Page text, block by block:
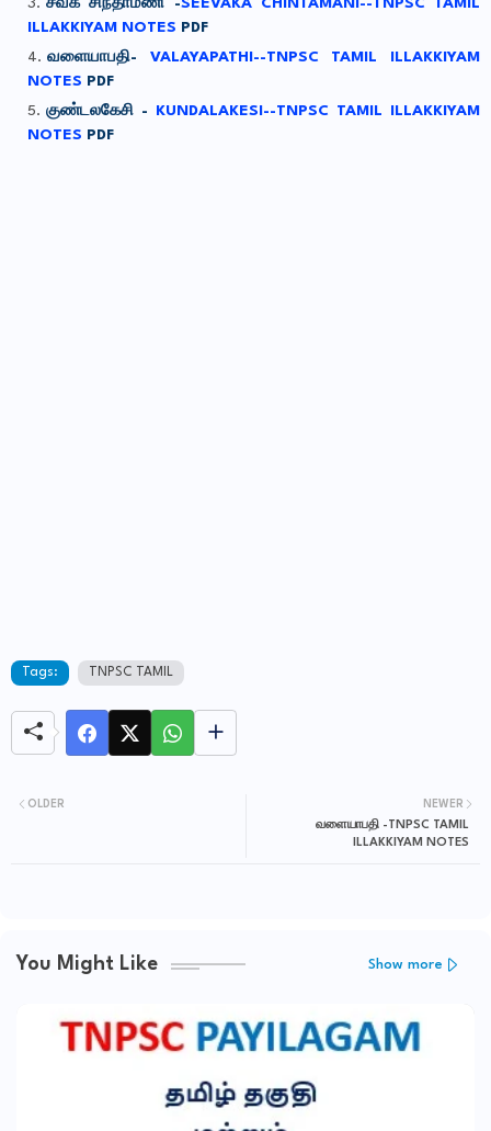
சீவக சிந்தாமணி -SEEVAKA CHINTAMANI--TNPSC TAMIL
ILLAKKIYAM NOTES PDF
வளையாபதி- VALAYAPATHI--TNPSC TAMIL ILLAKKIYAM
NOTES PDF
குண்டலகேசி -
KUNDALAKESI--TNPSC TAMIL ILLAKKIYAM
NOTES PDF
Tags: TNPSC TAMIL
NEWER
வளையாபதி -TNPSC TAMIL
ILLAKKIYAM NOTES
OLDER
You Might Like Show more